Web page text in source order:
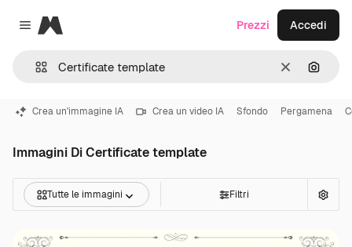
Close menu
Magnific
CancellaCerca
Prezzi Accedi
Crea un'immagine IA Crea un video IA Sfondo Pergamena
Immagini Di Certificate template
Tutte le immagini Filtri